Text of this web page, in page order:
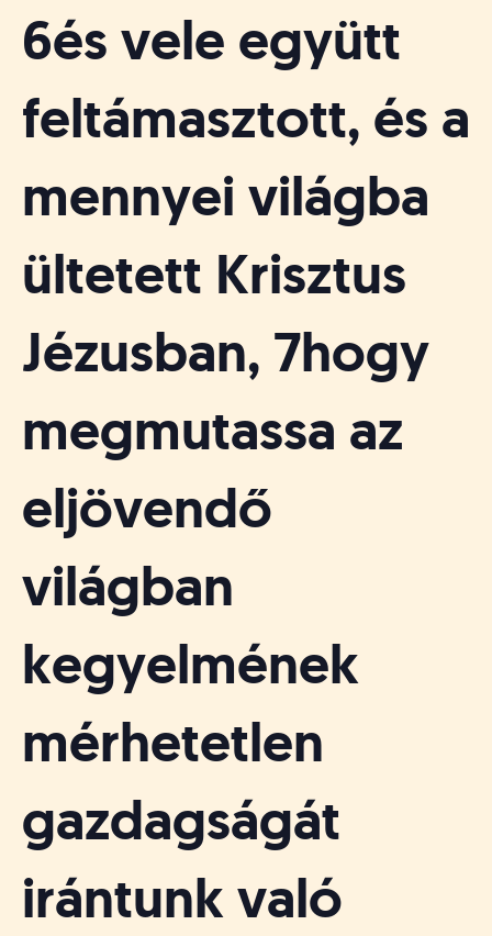
6és vele együtt
feltámasztott, és a
mennyei világba
ültetett Krisztus
Jézusban, 7hogy
megmutassa az
eljövendő
világban
kegyelmének
mérhetetlen
gazdagságát
irántunk való